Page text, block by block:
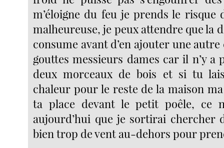
m’éloigne du feu je prends le risque
malheureuse, je peux attendre que la
consume avant d’en ajouter une autre
gouttes messieurs dames car il n’y a
deux morceaux de bois et si tu
chaleur pour le reste de la maison
ta place devant le petit poêle, ce
aujourd’hui que je sortirai chercher
bien trop de vent au-dehors pour